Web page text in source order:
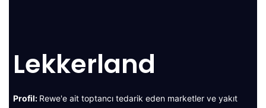
Lekkerland
Profil: Rewe'e ait toptancı tedarik eden marketler ve yakıt